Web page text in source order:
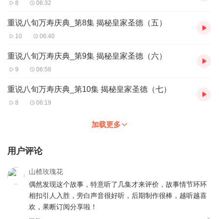
8 06:32
重说八旬万寿庆典_第8集 揭秘皇家圣德（五）
10 06:40
重说八旬万寿庆典_第9集 揭秘皇家圣德（六）
9 06:58
重说八旬万寿庆典_第10集 揭秘皇家圣德（七）
8 06:19
加载更多
用户评论
山楂玫瑰花
偶然发现这个故事，特意听了几集才来评价，故事情节环环
相扣引人入胜，旁白声音很好听，后期制作很棒，越听越喜
欢，果断订阅分享啦！